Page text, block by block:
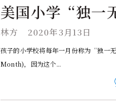
美国小学“独一
一月份 （图）
林方 2020年3月13日
孩子的小学校将每年一月份称为“独
Month)，因为这个...